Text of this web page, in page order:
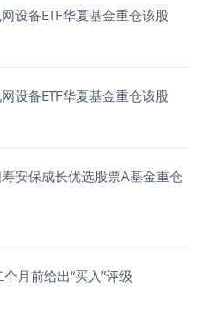
设备ETF华夏基金重仓该股
设备ETF华夏基金重仓该股
安保成长优选股票A基金重仓
月前给出“买入”评级